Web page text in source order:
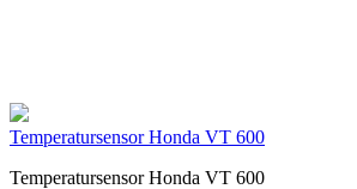
Temperatursensor Honda VT 600
Temperatursensor Honda VT 600